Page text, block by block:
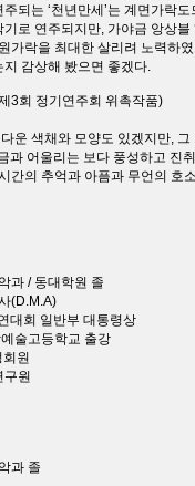
되는 ‘천년만세’는 계면가락
로 연주되지만, 가야금 앙상
가락을 최대한 살리려 노력하
지 감상해 봤으면 좋겠다.
3회 정기연주회 위촉작품)
운 색채와 모양도 있겠지만,
과 어울리는 보다 풍성하고 진
간의 추억과 아픔과 무언의 호
과 / 동대학원 졸
(D.M.A)
대회 일반부 대통령상
술고등학교 출강
원
구원
과 졸